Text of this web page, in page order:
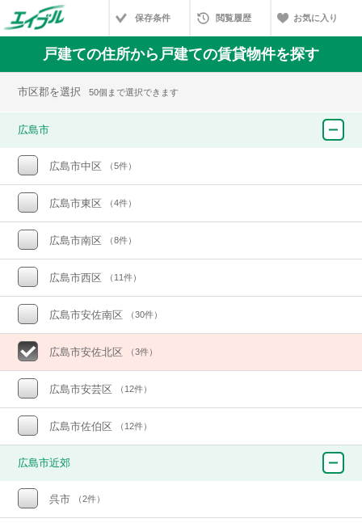
保存条件 閲覧履歴 お気に入り
戸建ての住所から戸建ての賃貸物件を探す
市区郡を選択 50個まで選択できます
広島市
広島市中区 （5件）
広島市東区 （4件）
広島市南区 （8件）
広島市西区 （11件）
広島市安佐南区 （30件）
広島市安佐北区 （3件）
広島市安芸区 （12件）
広島市佐伯区 （12件）
広島市近郊
呉市 （2件）